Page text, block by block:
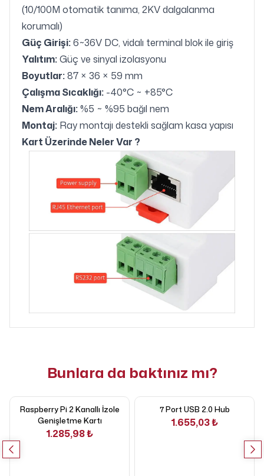
(10/100M otomatik tanıma, 2KV dalgalanma
korumalı)
Güç Girişi:6~36V DC, vidalı terminal blok ile giriş
Yalıtım:Güç ve sinyal izolasyonu
Boyutlar:87 × 36 × 59 mm
Çalışma Sıcaklığı: -40°C ~ +85°C
Nem Aralığı:%5 ~ %95 bağıl nem
Montaj: Ray montajı destekli sağlam kasa yapısı
Kart Üzerinde Neler Var ?
Bunlara da baktınız mı?
Raspberry Pi 2 Kanallı İzole
Genişletme Kartı
1.285,98 ₺
7 Port USB 2.0 Hub
1.655,03 ₺